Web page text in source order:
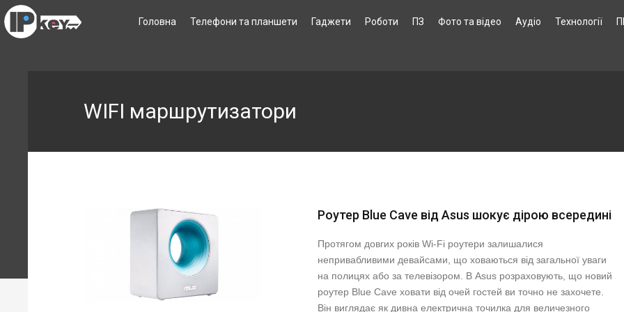
Головна Телефони та планшети Гаджети Роботи ПЗ Фото та відео Аудіо Технології
WIFI маршрутизатори
Роутер Blue Cave від Asus шокує дірою всередині
Протягом довгих років Wi-Fi роутери залишалися
непривабливими девайсами, що ховаються від загальної уваги
на полицях або за телевізором. В Asus розраховують, що новий
роутер Blue Cave ховати від очей гостей ви точно не захочете.
Він виглядає як дивна електрична точилка для величезного